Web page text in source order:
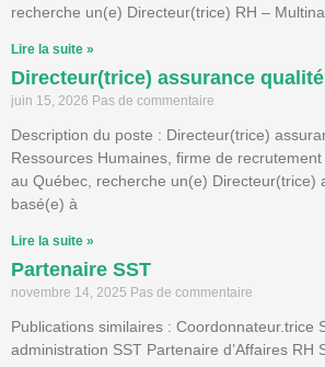
recherche un(e) Directeur(trice) RH –
Lire la suite »
Directeur(trice) assurance qualité
juin 15, 2026 Pas de commentaire
Description du poste : Directeur(trice)
Ressources Humaines, firme de
au Québec, recherche un(e) Directeur(trice)
basé(e) à
Lire la suite »
Partenaire SST
novembre 14, 2025 Pas de commentaire
Publications similaires : Coordonnateur.trice
administration SST Partenaire d’Affaires RH